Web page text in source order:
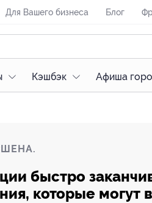
Для Вашего бизнеса Блог
Кэшбэк Афиша
быстро
которые могут